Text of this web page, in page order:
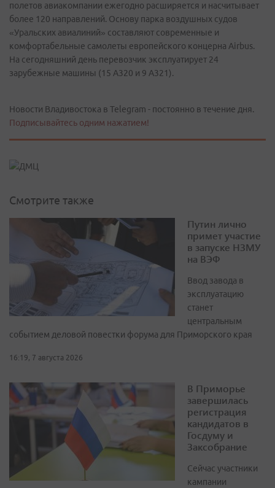
полетов авиакомпании ежегодно расширяется и насчитывает
более 120 направлений. Основу парка воздушных судов
«Уральских авиалиний» составляют современные и
комфортабельные самолеты европейского концерна Airbus.
На сегодняшний день перевозчик эксплуатирует 24
зарубежные машины (15 А320 и 9 А321).
Новости Владивостока в Telegram - постоянно в течение дня.
Подписывайтесь одним нажатием!
Смотрите также
Путин лично
примет участие
в запуске НЗМУ
на ВЭФ
Ввод завода в
эксплуатацию
станет
центральным
событием деловой повестки форума для Приморского края
16:19, 7 августа 2026
В Приморье
завершилась
регистрация
кандидатов в
Госдуму и
Заксобрание
Сейчас участники
кампании